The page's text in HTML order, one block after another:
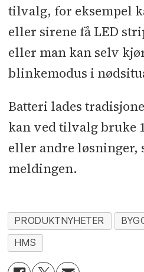
tilvalg, for eksempel
eller sirene få LED
eller man kan selv
blinkemodus i
Batteri lades
kan ved tilvalg bruke
eller andre løsninger,
meldingen.
PRODUKTNYHETER
HMS